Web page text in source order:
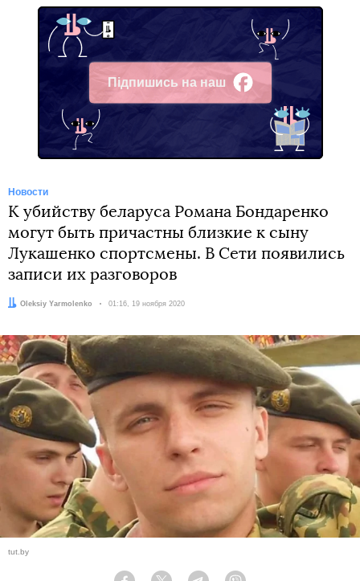
Підпишись на наш
Facebook
Новости
К убийству беларуса Романа Бондаренко
могут быть причастны близкие к сыну
Лукашенко спортсмены. В Сети появились
записи их разговоров
Автор:
Oleksiy Yarmolenko Дата:
01:16, 19 ноября 2020
tut.by